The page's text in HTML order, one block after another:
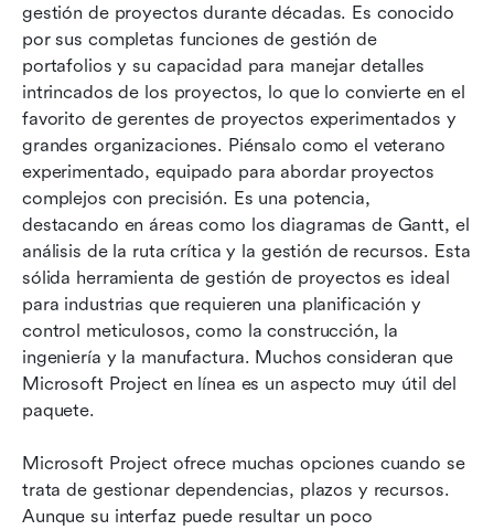
gestión de proyectos durante décadas. Es conocido
por sus completas funciones de gestión de
portafolios y su capacidad para manejar detalles
intrincados de los proyectos, lo que lo convierte en el
favorito de gerentes de proyectos experimentados y
grandes organizaciones. Piénsalo como el veterano
experimentado, equipado para abordar proyectos
complejos con precisión. Es una potencia,
destacando en áreas como los diagramas de Gantt, el
análisis de la ruta crítica y la gestión de recursos. Esta
sólida herramienta de gestión de proyectos es ideal
para industrias que requieren una planificación y
control meticulosos, como la construcción, la
ingeniería y la manufactura. Muchos consideran que
Microsoft Project en línea es un aspecto muy útil del
paquete.
Microsoft Project ofrece muchas opciones cuando se
trata de gestionar dependencias, plazos y recursos.
Aunque su interfaz puede resultar un poco